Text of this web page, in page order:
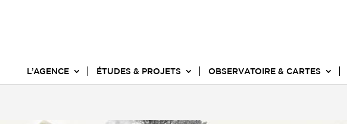
L’AGENCE ÉTUDES & PROJETS OBSERVATOIRE & CARTES